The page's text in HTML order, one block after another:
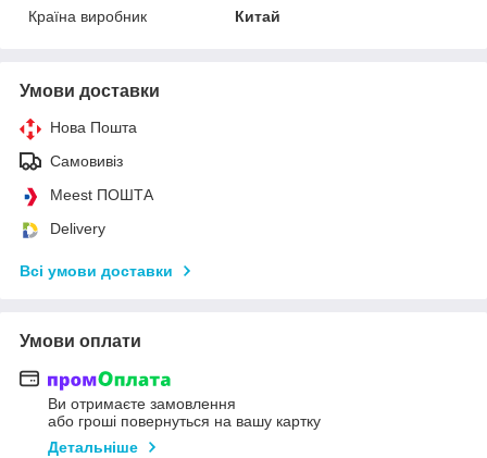
Країна виробник
Китай
Умови доставки
Нова Пошта
Самовивіз
Meest ПОШТА
Delivery
Всі умови доставки
Умови оплати
Ви отримаєте замовлення
або гроші повернуться на вашу картку
Детальніше